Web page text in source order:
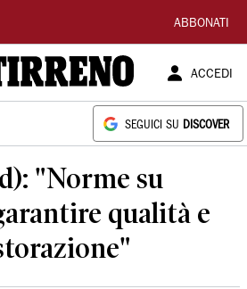
ABBONATI
ACCEDI
SEGUICI SU DISCOVER
"Norme su
qualità e